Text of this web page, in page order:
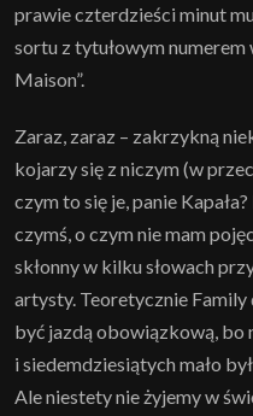
prawie czterdzieści minut
sortu z tytułowym numerem
Maison”.
Zaraz, zaraz – zakrzykną
kojarzy się z niczym (w
czym to się je, panie
czymś, o czym nie mam
skłonny w kilku słowach
artysty. Teoretycznie
być jazdą obowiązkową, bo
i siedemdziesiątych mało
Ale niestety nie żyjemy w